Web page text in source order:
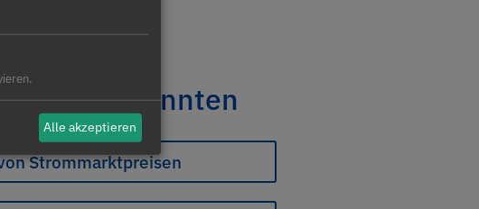
könnten
Strommarktpreisen
Alle akzeptieren